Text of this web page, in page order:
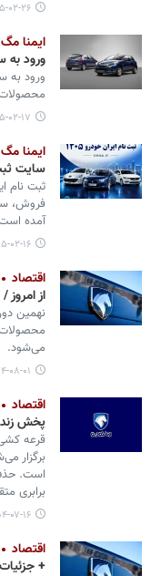
۱۴۰۵-۰۲-
ایمنا مگ
ورود به
ورود به
۱۴۰۵-۰۲-
ایمنا مگ
سایت
ثبت نام
فروش،
آمده
۱۴۰۵-۰۲-۱۶
اقتصاد
از
نهمین
می‌شود.
۱۴۰۴-۰۸-۰۱
اقتصاد
پخش
برابری
۱۴۰۴-۰۷-۱۶
اقتصاد
+ جزئیات